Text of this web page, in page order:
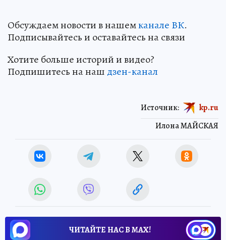
Обсуждаем новости в нашемканале ВК.
Подписывайтесь и оставайтесь на связи
Хотите больше историй и видео?
Подпишитесь на наш дзен-канал
Илона МАЙСКАЯ
Источник: kp.ru
ЧИТАЙТЕ НАС В МАХ!